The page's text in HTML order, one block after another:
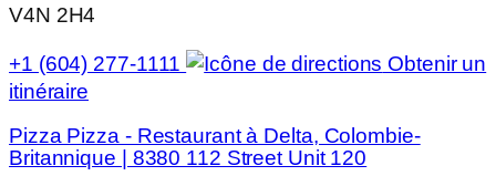
V4N 2H4
+1 (604) 277-1111
Obtenir un
itinéraire
Pizza Pizza - Restaurant à Delta, Colombie-
Britannique | 8380 112 Street Unit 120